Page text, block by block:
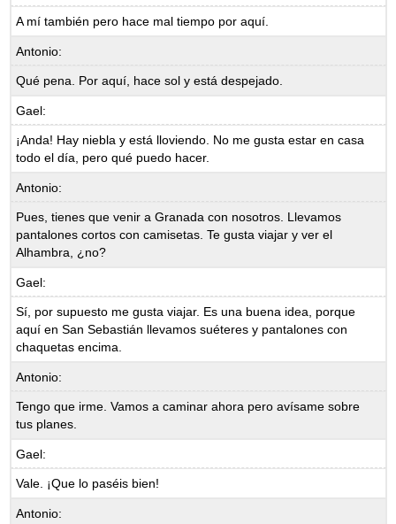
A mí también pero hace mal tiempo por aquí.
Antonio:
Qué pena. Por aquí, hace sol y está despejado.
Gael:
¡Anda! Hay niebla y está lloviendo. No me gusta estar en casa
todo el día, pero qué puedo hacer.
Antonio:
Pues, tienes que venir a Granada con nosotros. Llevamos
pantalones cortos con camisetas. Te gusta viajar y ver el
Alhambra, ¿no?
Gael:
Sí, por supuesto me gusta viajar. Es una buena idea, porque
aquí en San Sebastián llevamos suéteres y pantalones con
chaquetas encima.
Antonio:
Tengo que irme. Vamos a caminar ahora pero avísame sobre
tus planes.
Gael:
Vale. ¡Que lo paséis bien!
Antonio: